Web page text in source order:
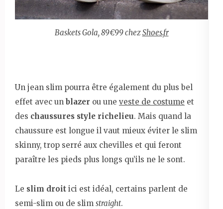
Baskets Gola, 89€99 chezShoes.fr
Un jean slim pourra être également du plus bel
effet avec un blazer ou une veste de costume et
des chaussures style richelieu. Mais quand la
chaussure est longue il vaut mieux éviter le slim
skinny, trop serré aux chevilles et qui feront
paraître les pieds plus longs qu’ils ne le sont.
Le slim droit ici est idéal, certains parlent de
semi-slim ou de slim straight.